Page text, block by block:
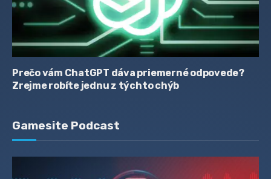
Prečo vám ChatGPT dáva priemerné odpovede?
Zrejme robíte jednu z týchto chýb
Gamesite Podcast